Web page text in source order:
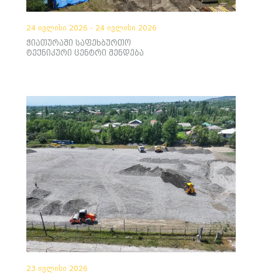
24 ივლისი 2026 - 24 ივლისი 2026
ჭიათურაში საფეხბურთო
ტექნიკური ცენტრი შენდება
23 ივლისი 2026